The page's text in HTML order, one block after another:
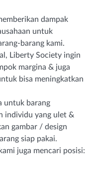
dampak
untuk
barang kami.
Liberty Society ingin
margina & juga
bisa meningkatkan
untuk barang
individu yang ulet &
gambar / design
siap pakai.
juga mencari posisi: